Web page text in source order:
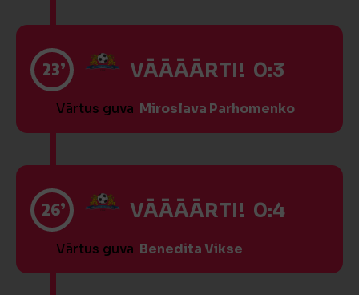
23’ VĀĀĀĀRTI! 0:3
Vārtus guva Miroslava Parhomenko
26’ VĀĀĀĀRTI! 0:4
Vārtus guva Benedita Vikse